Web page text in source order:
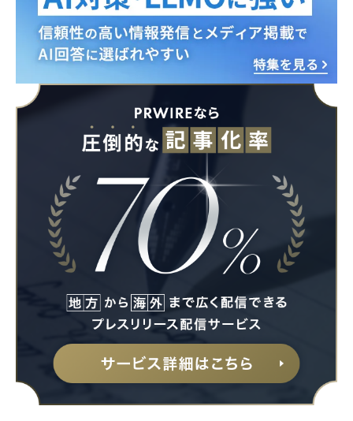
English